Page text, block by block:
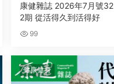
康健雜誌 2026年7月號32
2期 從活得久到活得好
99
健康健身